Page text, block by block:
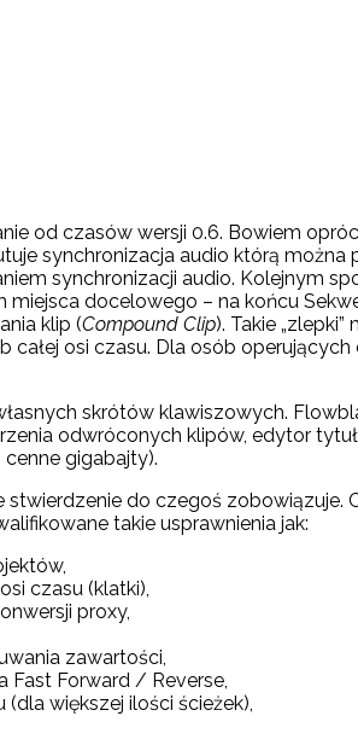
od czasów wersji 0.6. Bowiem
synchronizacja audio którą
synchronizacji audio. Kolejnym
docelowego – na końcu
klip (Compound Clip). Takie
osi czasu. Dla osób
skrótów klawiszowych.
odwróconych klipów, edytor
gigabajty).
stwierdzenie do czegoś
takie usprawnienia jak:
czasu (klatki),
proxy,
zawartości,
Fast Forward / Reverse,
większej ilości ścieżek),